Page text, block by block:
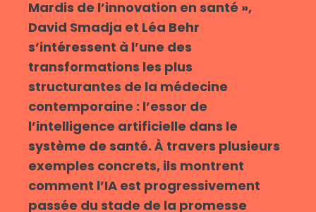
Mardis de l’innovation en santé »,
David Smadja et Léa Behr
s’intéressent à l’une des
transformations les plus
structurantes de la médecine
contemporaine : l’essor de
l’intelligence artificielle dans le
système de santé. À travers plusieurs
exemples concrets, ils montrent
comment l’IA est progressivement
passée du stade de la promesse